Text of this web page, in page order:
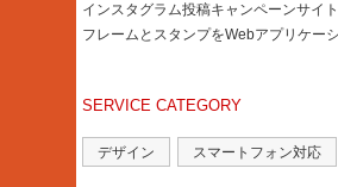
インスタグラム投稿キャンペーンサイ
フレームとスタンプをWebアプリケー
SERVICE CATEGORY
デザイン スマートフォン対応